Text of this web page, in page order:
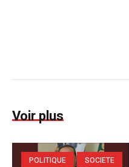
Voir plus
POLITIQUE
SOCIETE